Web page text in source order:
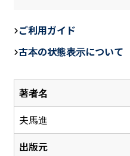
著者名
夫馬進
出版元
e
b
o
o
ご利用ガイド
古本の状態表示について